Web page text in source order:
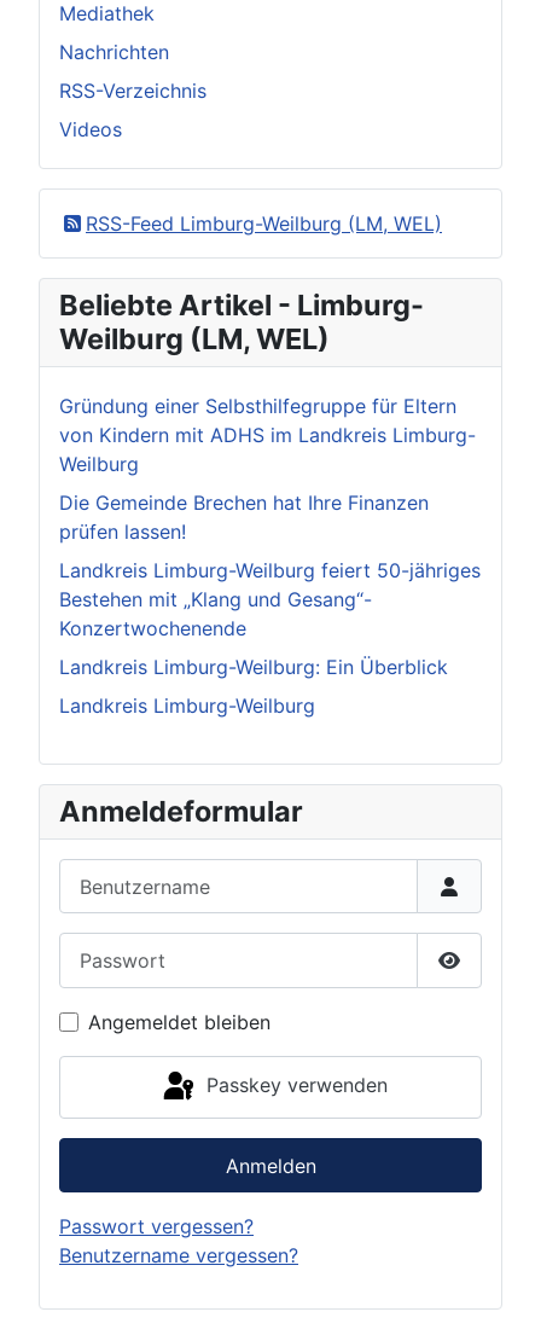
Mediathek
Nachrichten
RSS-Verzeichnis
Videos
RSS-Feed Limburg-Weilburg (LM, WEL)
Beliebte Artikel - Limburg-
Weilburg (LM, WEL)
Gründung einer Selbsthilfegruppe für Eltern
von Kindern mit ADHS im Landkreis Limburg-
Weilburg
Die Gemeinde Brechen hat Ihre Finanzen
prüfen lassen!
Landkreis Limburg-Weilburg feiert 50-jähriges
Bestehen mit „Klang und Gesang“-
Konzertwochenende
Landkreis Limburg-Weilburg: Ein Überblick
Landkreis Limburg-Weilburg
Anmeldeformular
Passwort
Angemeldet bleiben
Passkey verwenden
Anmelden
Passwort vergessen?
Benutzername vergessen?